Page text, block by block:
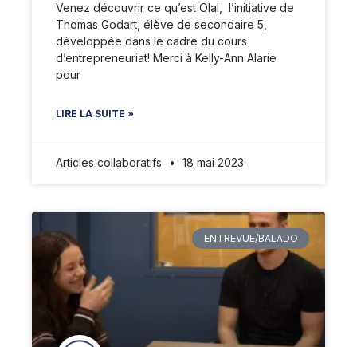
Venez découvrir ce qu’est Olal, l’initiative de
Thomas Godart, élève de secondaire 5,
développée dans le cadre du cours
d’entrepreneuriat! Merci à Kelly-Ann Alarie
pour
LIRE LA SUITE »
Articles collaboratifs 18 mai 2023
ENTREVUE/BALADO